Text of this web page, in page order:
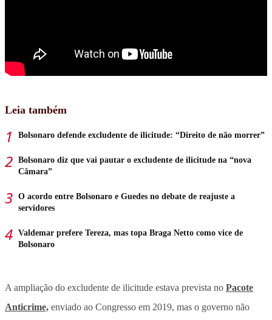
Leia também
Bolsonaro defende excludente de ilicitude: “Direito de não morrer”
Bolsonaro diz que vai pautar o excludente de ilicitude na “nova
Câmara”
O acordo entre Bolsonaro e Guedes no debate de reajuste a
servidores
Valdemar prefere Tereza, mas topa Braga Netto como vice de
Bolsonaro
A ampliação do excludente de ilicitude estava prevista no Pacote
Anticrime, enviado ao Congresso em 2019, mas o governo não